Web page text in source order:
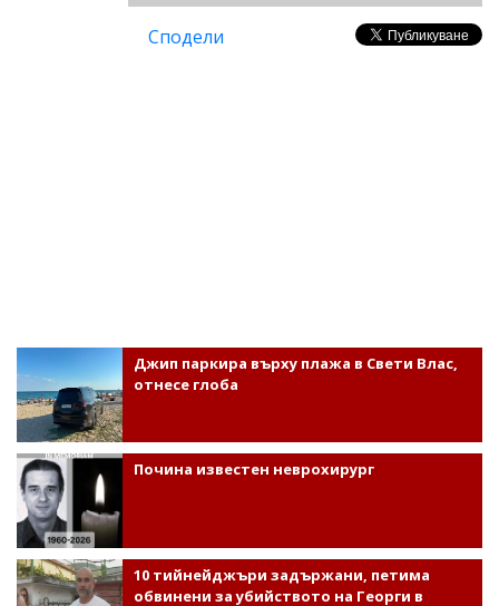
Сподели
Джип паркира върху плажа в Свети Влас,
отнесе глоба
Почина известен неврохирург
10 тийнейджъри задържани, петима
обвинени за убийството на Георги в